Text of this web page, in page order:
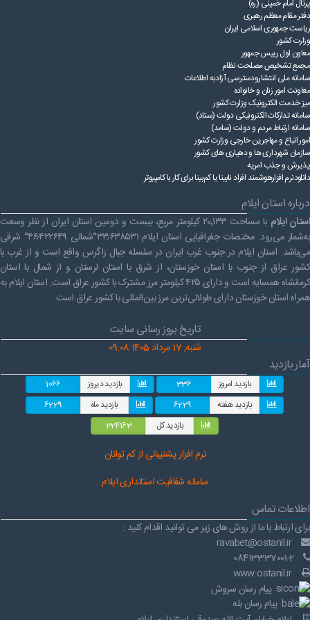
پرتال امام خمینی (ره)
دفتر مقام معظم رهبری
ریاست ‌جمهوری اسلامی ایران
وزارت کشور
معاون اول رییس جمهور
مجمع تشخیص مصلحت نظام
سامانه ملی انتشارودسترسی آزادبه اطلاعات
معاونت امور زنان و خانواده
میز خدمت الکترونیک وزارت کشور
سامانه تدارکات الکترونیکی دولت (ستاد)
سامانه ارتباط مردم و دولت (سامد)
امور اتباع و مهاجرین خارجی وزارت کشور
سازمان شهرداری ها و دهیاری های کشور
پذیرش و جذب امریه
دانلودنرم افزارهوشمند افراد نابینا یا کم‌بینا برای کار با کامپیوتر
درباره استان ایلام
استان ایلام
با مساحت ۲۰٬۱۳۳ کیلومتر مربع، بیست و دومین استان ایران از نظر وسعت
به‌شمار می‌رود. مختصات جغرافیایی استان ایلام ۳۳٫۶۳۸۵۳۱°شمالی ۴۶٫۴۲۲۶۴۹° شرقی
می‌باشد. استان ایلام در جنوب غرب ایران در سلسله جبال زاگرس واقع است و از غرب با
کشور عراق از جنوب با استان خوزستان، از شرق با استان لرستان و از شمال با استان
کرمانشاه همسایه است و دارای ۴۲۵ کیلومتر مرز مشترک با کشور عراق است. استان ایلام به
همراه استان خوزستان دارای طولانی‌ترین مرز بین‌المللی با کشور عراق است
تاریخ بروز رسانی سایت
شنبه, 17 مرداد 1405 09:08
آمار بازدید
بازدید امروز 336 بازدید دیروز
1066
بازدید هفته
6229 بازدید ماه
6229
بازدید کل
324163
نرم افزار پشتیبانی از کم توانان
سامانه شفافیت استانداری ایلام
اطلاعات تماس
برای ارتباط با ما از روش های زیر می توانید اقدام کنید :
ravabet@ostanil.ir
www.ostanil.ir
پیام رسان سروش
پیام رسان بله
راهنمای فعالان اقتصادی
قانون برنامه هفتم توسعه
قوانین عادی
آئین نامه ها
بخشنامه ها
اسناد بالادستی